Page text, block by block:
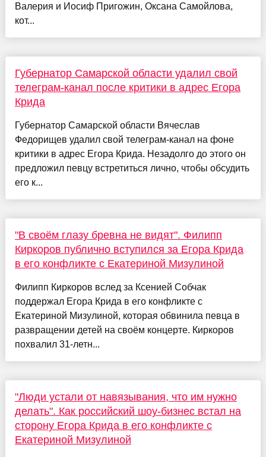
Валерия и Иосиф Пригожин, Оксана Самойлова,
кот...
Губернатор Самарской области удалил свой
телеграм-канал после критики в адрес Егора
Крида
Губернатор Самарской области Вячеслав
Федорищев удалил свой телеграм-канал на фоне
критики в адрес Егора Крида. Незадолго до этого он
предложил певцу встретиться лично, чтобы обсудить
его к...
"В своём глазу бревна не видят". Филипп
Киркоров публично вступился за Егора Крида
в его конфликте с Екатериной Мизулиной
Филипп Киркоров вслед за Ксенией Собчак
поддержал Егора Крида в его конфликте с
Екатериной Мизулиной, которая обвинила певца в
развращении детей на своём концерте. Киркоров
похвалил 31-летн...
"Люди устали от навязывания, что им нужно
делать". Как российский шоу-бизнес встал на
сторону Егора Крида в его конфликте с
Екатериной Мизулиной